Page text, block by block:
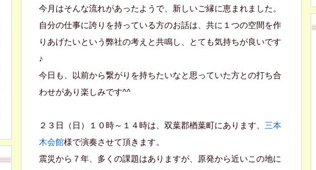
今月はそんな流れがあったようで、新しいご縁に恵まれました。
自分の仕事に誇りを持っている方のお話は、共に１つの空間を作
りあげたいという弊社の考えと共鳴し、とても気持ちが良いです
♪
今日も、以前から繋がりを持ちたいなと思っていた方との打ち合
わせがあり楽しみです^^
２３日（日）１０時～１４時は、双葉郡楢葉町にあります、 三本
木会館様で演奏させて頂きます。
震災から７年、多くの課題はありますが、原発から近いこの地に